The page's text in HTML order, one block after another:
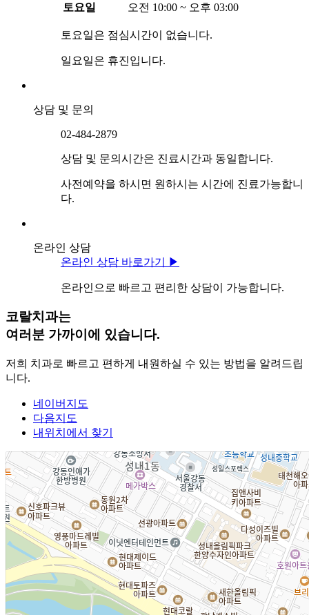
토요일
오전 10:00 ~ 오후 03:00
토요일은 점심시간이 없습니다.
일요일은 휴진입니다.
상담 및 문의
02-484-2879
상담 및 문의시간은 진료시간과 동일합니다.
사전예약을 하시면 원하시는 시간에 진료가능합니
다.
온라인 상담
온라인 상담 바로가기 ▶
온라인으로 빠르고 편리한 상담이 가능합니다.
코랄치과는
여러분 가까이에 있습니다.
저희 치과로 빠르고 편하게 내원하실 수 있는 방법을 알려드립
니다.
네이버지도
다음지도
내위치에서 찾기